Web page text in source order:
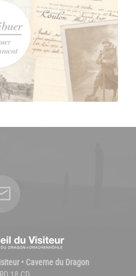
• Caverne du Dragon